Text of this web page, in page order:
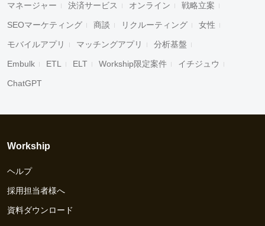
マネージャー 決済サービス オンライン 戦略立案
SEOマーケティング 商談 リクルーティング 女性
モバイルアプリ マッチングアプリ 分析基盤
Embulk ETL ELT Workship限定案件 イチジュウ
ChatGPT
Workship
ヘルプ
採用担当者様へ
資料ダウンロード